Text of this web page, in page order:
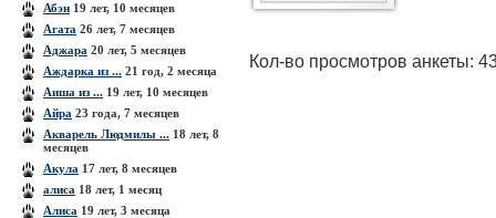
Абэн 19 лет, 10 месяцев
Агата 26 лет, 7 месяцев
Аджара 20 лет, 5 месяцев
Аждарка из ... 21 год, 2 месяца
Аиша из ... 19 лет, 10 месяцев
Айра 23 года, 7 месяцев
Акварель Людмилы ... 18 лет, 8
месяцев
Акула 17 лет, 8 месяцев
алиса 18 лет, 1 месяц
Алиса 19 лет, 3 месяца
Кол-во просмотров анкеты: